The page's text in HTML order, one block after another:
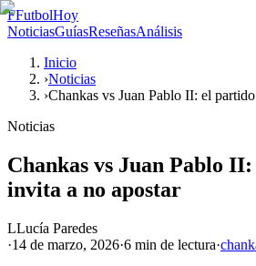
FFutbolHoy
NoticiasGuíasReseñasAnálisis
Inicio
›Noticias
›Chankas vs Juan Pablo II: el
Noticias
Chankas vs Juan Pablo
invita a no apostar
LLucía Paredes
·14 de marzo, 2026·6 min de lectura·